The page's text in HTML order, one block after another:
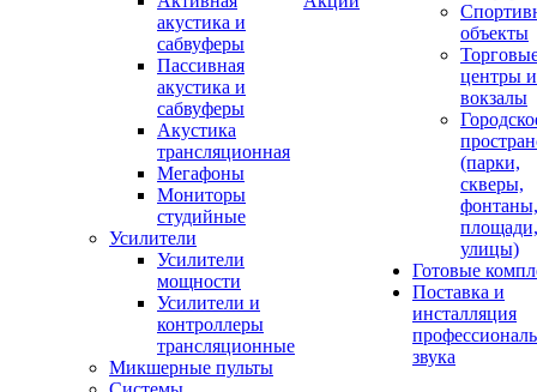
акустика и
сабвуферы
Пассивная
акустика и
сабвуферы
Акустика
трансляционная
Мегафоны
Мониторы
студийные
Усилители
Усилители
мощности
Усилители и
контроллеры
трансляционные
Микшерные пульты
объекты
центры и
вокзалы
(парки,
скверы,
фонтаны,
площади,
улицы)
Готовые
Поставка и
инсталляция
звука